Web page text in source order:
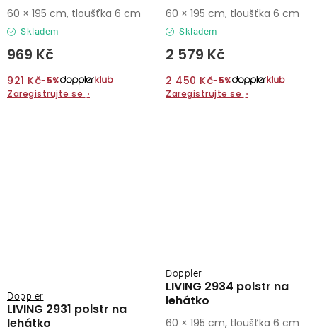
Skladem
969 Kč
921 Kč−5%
Zaregistrujte se ›
60 × 195 cm, tloušťka 6 cm
Skladem
2 579 Kč
2 450 Kč−5%
Zaregistrujte se ›
60 × 195 cm, tloušťka 6 cm
LIVING 2931 polstr na
lehátko
Doppler
LIVING 2934 polstr na
lehátko
Doppler
60 × 195 cm, tloušťka 6 cm